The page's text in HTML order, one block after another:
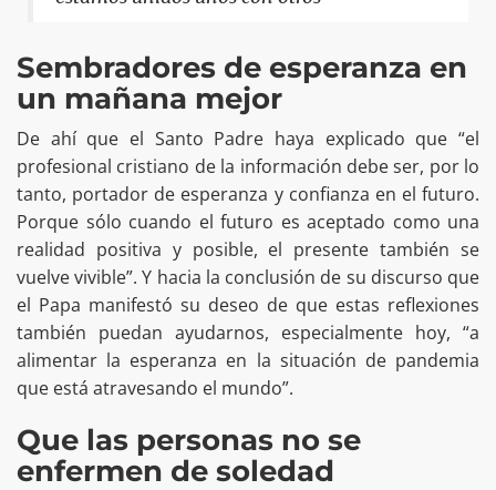
Sembradores de esperanza en
un mañana mejor
De ahí que el Santo Padre haya explicado que “el
profesional cristiano de la información debe ser, por lo
tanto, portador de esperanza y confianza en el futuro.
Porque sólo cuando el futuro es aceptado como una
realidad positiva y posible, el presente también se
vuelve vivible”. Y hacia la conclusión de su discurso que
el Papa manifestó su deseo de que estas reflexiones
también puedan ayudarnos, especialmente hoy, “a
alimentar la esperanza en la situación de pandemia
que está atravesando el mundo”.
Que las personas no se
enfermen de soledad